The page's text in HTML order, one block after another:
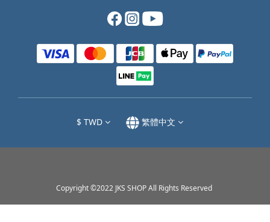
$ TWD 繁體中文
Copyright ©2022 JKS SHOP All Rights Reserved